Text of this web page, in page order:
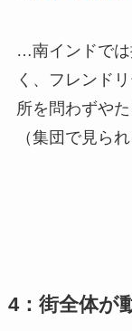
…南インドでは
く、フレンド
所を問わずや
（集団で見ら
4：街全体が